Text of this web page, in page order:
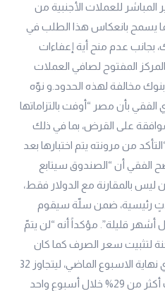
المباشر للعملات الأجنبية من
يسمح بانعكاس هذا الطلب في
بجانب عدم منح أية إعفاءات
المفتوح لصافي العملات
مخالفة لهذه الحدود.و نوّه
بأن مصر “أوفت بالتزاماتها
على القرض، بما في ذلك
من مرونته يتم اختبارها بعد
الفقي أن “الصندوق سيتابع
بالمقارنة مع الدولار فقط،
رئيسية، ضمن سلّة سيقوم
أشهر قليلة”. مؤكداً أنه “لن يتمّ
لتثبيت سعر الصرف كما كان
يحدث سابقاً”.هوى الجنيه المصري نهاية الاسبوع الماضي، ليتجاوز 32
جنيهاً مقابل الدولار، ليهبط بذلك أكثر من 29% خلال أسبوع واحد